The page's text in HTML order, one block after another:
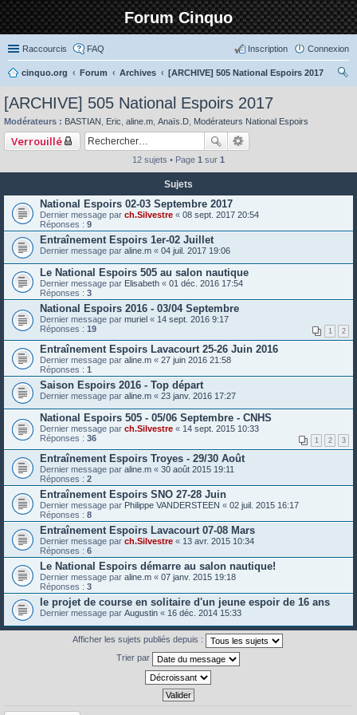
Forum Cinquo
Raccourcis FAQ Connexion
Inscription
cinquo.org Forum Archives
[ARCHIVE] 505 National Espoirs 2017
[ARCHIVE] 505 National Espoirs 2017
Modérateurs : BASTIAN Eric aline.m Anaïs.D Modérateurs National Espoirs
Verrouillé
12 sujets • Page 1 sur 1
Sujets
National Espoirs 02-03 Septembre 2017
Dernier message par ch.Silvestre « 08 sept. 2017 20:54
Réponses : 9
Entraînement Espoirs 1er-02 Juillet
Dernier message par aline.m « 04 juil. 2017 19:06
Le National Espoirs 505 au salon nautique
Dernier message par Elisabeth « 01 déc. 2016 17:54
Réponses : 3
National Espoirs 2016 - 03/04 Septembre
Dernier message par muriel « 14 sept. 2016 9:17
Réponses : 19 1 2
Entraînement Espoirs Lavacourt 25-26 Juin 2016
Dernier message par aline.m « 27 juin 2016 21:58
Réponses : 1
Dernier message par aline.m « 23 janv. 2016 17:27
National Espoirs 505 - 05/06 Septembre - CNHS
Dernier message par ch.Silvestre « 14 sept. 2015 10:33
Réponses : 36 1 2 3
Entraînement Espoirs Troyes - 29/30 Août
Dernier message par aline.m « 30 août 2015 19:11
Réponses : 2
Entraînement Espoirs SNO 27-28 Juin
Dernier message par Philippe VANDERSTEEN « 02 juil. 2015 16:17
Réponses : 8
Entraînement Espoirs Lavacourt 07-08 Mars
Dernier message par ch.Silvestre « 13 avr. 2015 10:34
Réponses : 6
Le National Espoirs démarre au salon nautique!
Dernier message par aline.m « 07 janv. 2015 19:18
Réponses : 3
le projet de course en solitaire d'un jeune espoir de 16 ans
Dernier message par Augustin « 16 déc. 2014 15:33
Afficher les sujets publiés depuis :
Trier par